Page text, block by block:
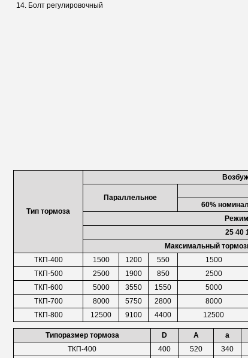
Болт регулировочный
Тип тормоза
Параллельное
60%
25 40
Максимальный
ТКП-400
1500 1200 550 1500
ТКП-500
2500 1900 850 2500
ТКП-600
5000 3550 1550 5000
ТКП-700
8000 5750 2800 8000
ТКП-800
12500 9100 4400 12500
Типоразмер тормоза D A а
ТКП-400
400 520 340